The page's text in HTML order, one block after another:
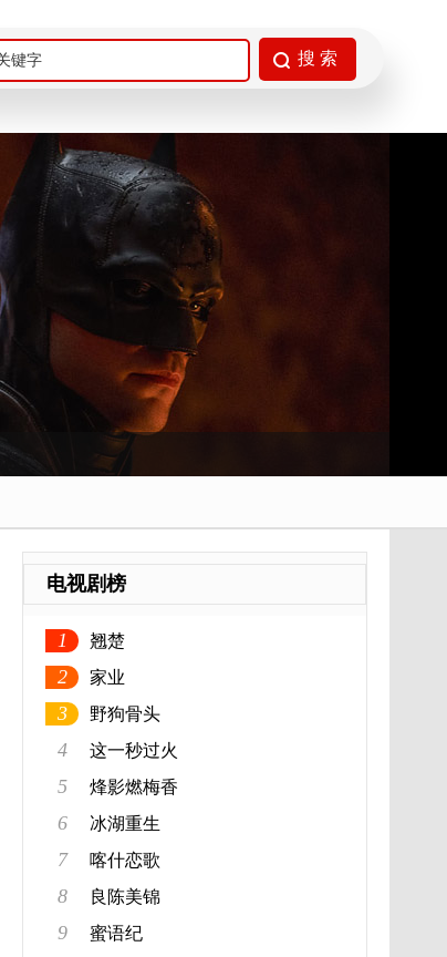
电视剧榜
1 翘楚
2 家业
3 野狗骨头
4 这一秒过火
5 烽影燃梅香
6 冰湖重生
7 喀什恋歌
8 良陈美锦
9 蜜语纪